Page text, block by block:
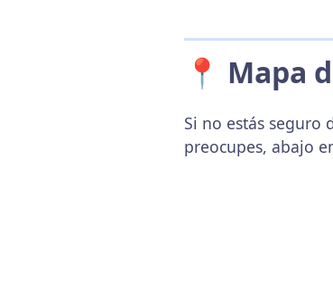
📍 Mapa
Si no estás seguro
preocupes, abajo